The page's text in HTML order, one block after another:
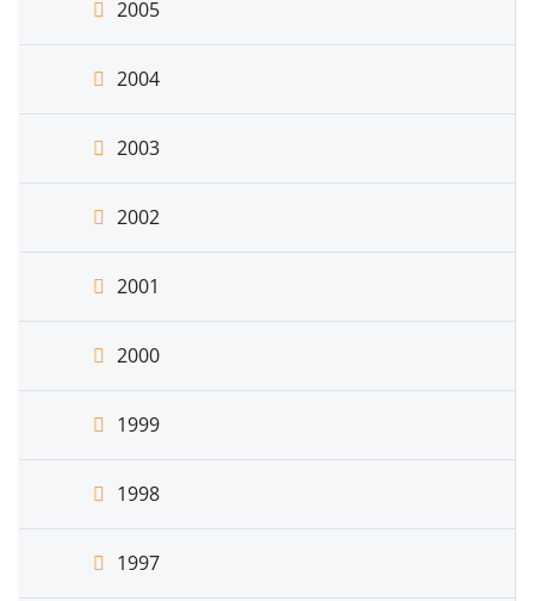
2005
2004
2003
2002
2001
2000
1999
1998
1997